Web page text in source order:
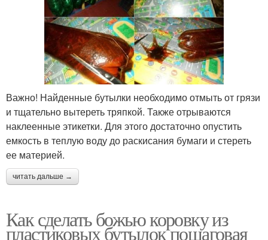
Важно! Найденные бутылки необходимо отмыть от грязи
и тщательно вытереть тряпкой. Также отрываются
наклеенные этикетки. Для этого достаточно опустить
емкость в теплую воду до раскисания бумаги и стереть
ее материей.
читать дальше →
Как сделать божью коровку из
пластиковых бутылок пошаговая